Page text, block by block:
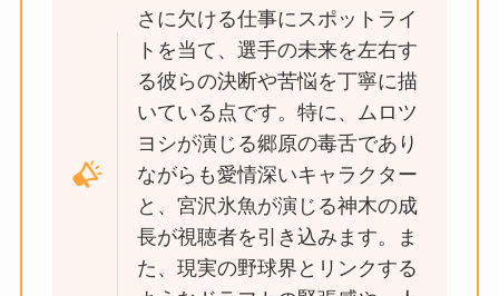
さに欠ける仕事にスポットライ
トを当て、選手の未来を左右す
る彼らの決断や苦悩を丁寧に描
いている点です。特に、ムロツ
ヨシが演じる郷原の毒舌であり
ながらも愛情深いキャラクター
と、宮沢氷魚が演じる神木の成
長が視聴者を引き込みます。ま
た、現実の野球界とリンクする